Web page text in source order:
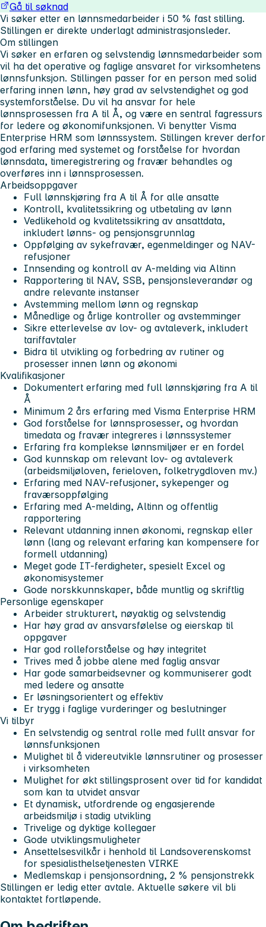
Gå til søknad
Vi søker etter en lønnsmedarbeider i 50 % fast stilling.
Stillingen er direkte underlagt administrasjonsleder.
Om stillingen
Vi søker en erfaren og selvstendig lønnsmedarbeider som
vil ha det operative og faglige ansvaret for virksomhetens
lønnsfunksjon. Stillingen passer for en person med solid
erfaring innen lønn, høy grad av selvstendighet og god
systemforståelse. Du vil ha ansvar for hele
lønnsprosessen fra A til Å, og være en sentral fagressurs
for ledere og økonomifunksjonen. Vi benytter Visma
Enterprise HRM som lønnssystem. Stillingen krever derfor
god erfaring med systemet og forståelse for hvordan
lønnsdata, timeregistrering og fravær behandles og
overføres inn i lønnsprosessen.
Arbeidsoppgaver
Full lønnskjøring fra A til Å for alle ansatte
Kontroll, kvalitetssikring og utbetaling av lønn
Vedlikehold og kvalitetssikring av ansattdata,
inkludert lønns- og pensjonsgrunnlag
Oppfølging av sykefravær, egenmeldinger og NAV-
refusjoner
Innsending og kontroll av A-melding via Altinn
Rapportering til NAV, SSB, pensjonsleverandør og
andre relevante instanser
Avstemming mellom lønn og regnskap
Månedlige og årlige kontroller og avstemminger
Sikre etterlevelse av lov- og avtaleverk, inkludert
tariffavtaler
Bidra til utvikling og forbedring av rutiner og
prosesser innen lønn og økonomi
Kvalifikasjoner
Dokumentert erfaring med full lønnskjøring fra A til
Å
Minimum 2 års erfaring med Visma Enterprise HRM
God forståelse for lønnsprosesser, og hvordan
timedata og fravær integreres i lønnssystemer
Erfaring fra komplekse lønnsmiljøer er en fordel
God kunnskap om relevant lov- og avtaleverk
(arbeidsmiljøloven, ferieloven, folketrygdloven mv.)
Erfaring med NAV-refusjoner, sykepenger og
fraværsoppfølging
Erfaring med A-melding, Altinn og offentlig
rapportering
Relevant utdanning innen økonomi, regnskap eller
lønn (lang og relevant erfaring kan kompensere for
formell utdanning)
Meget gode IT-ferdigheter, spesielt Excel og
økonomisystemer
Gode norskkunnskaper, både muntlig og skriftlig
Personlige egenskaper
Arbeider strukturert, nøyaktig og selvstendig
Har høy grad av ansvarsfølelse og eierskap til
oppgaver
Har god rolleforståelse og høy integritet
Trives med å jobbe alene med faglig ansvar
Har gode samarbeidsevner og kommuniserer godt
med ledere og ansatte
Er løsningsorientert og effektiv
Er trygg i faglige vurderinger og beslutninger
Vi tilbyr
En selvstendig og sentral rolle med fullt ansvar for
lønnsfunksjonen
Mulighet til å videreutvikle lønnsrutiner og prosesser
i virksomheten
Mulighet for økt stillingsprosent over tid for kandidat
som kan ta utvidet ansvar
Et dynamisk, utfordrende og engasjerende
arbeidsmiljø i stadig utvikling
Trivelige og dyktige kollegaer
Gode utviklingsmuligheter
Ansettelsesvilkår i henhold til Landsoverenskomst
for spesialisthelsetjenesten VIRKE
Medlemskap i pensjonsordning, 2 % pensjonstrekk
Stillingen er ledig etter avtale. Aktuelle søkere vil bli
kontaktet fortløpende.